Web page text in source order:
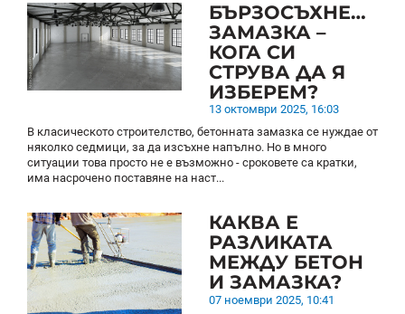
БЪРЗОСЪХНЕЩА
ЗАМАЗКА –
КОГА СИ
СТРУВА ДА Я
ИЗБЕРЕМ?
13 октомври 2025, 16:03
В класическото строителство, бетонната замазка се нуждае от
няколко седмици, за да изсъхне напълно. Но в много
ситуации това просто не е възможно - сроковете са кратки,
има насрочено поставяне на наст...
КАКВА Е
РАЗЛИКАТА
МЕЖДУ БЕТОН
И ЗАМАЗКА?
07 ноември 2025, 10:41